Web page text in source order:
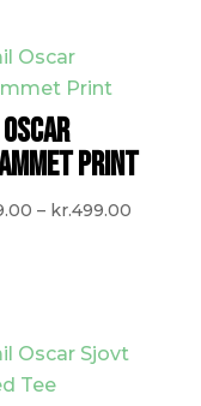
PRINT
– kr.499.00